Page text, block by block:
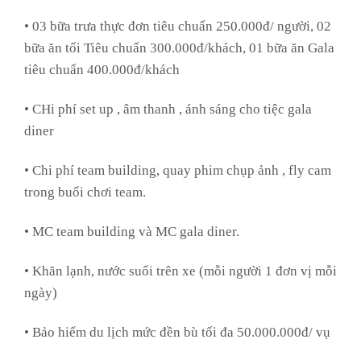
• 03 bữa trưa thực đơn tiêu chuẩn 250.000đ/ người, 02
bữa ăn tối Tiêu chuẩn 300.000đ/khách, 01 bữa ăn Gala
tiêu chuẩn 400.000đ/khách
• CHi phí set up , âm thanh , ánh sáng cho tiệc gala
diner
• Chi phí team building, quay phim chụp ảnh , fly cam
trong buổi chơi team.
• MC team building và MC gala diner.
• Khăn lạnh, nước suối trên xe (mỗi người 1 đơn vị mỗi
ngày)
• Bảo hiểm du lịch mức đền bù tối đa 50.000.000đ/ vụ